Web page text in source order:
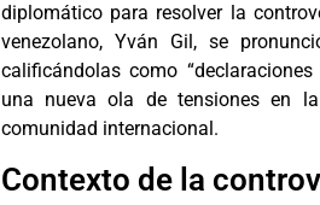
diplomático para resolver la
venezolano, Yván Gil, se
calificándolas como
una nueva ola de tensiones en
comunidad internacional.
Contexto de la